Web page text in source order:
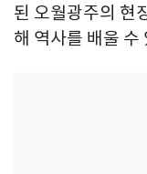
된 오월광주의 현
해 역사를 배울 수